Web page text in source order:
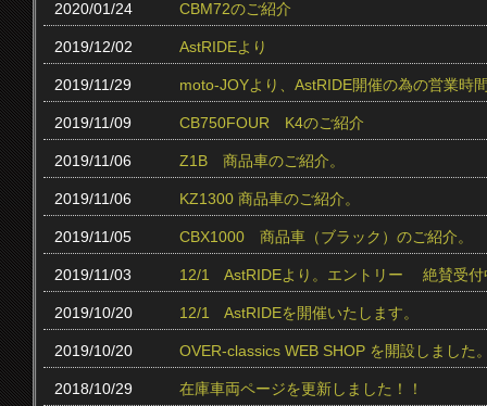
2020/01/24 CBM72のご紹介
2019/12/02 AstRIDEより
2019/11/29 moto-JOYより、AstRIDE開催の為の営業時
2019/11/09 CB750FOUR K4のご紹介
2019/11/06 Z1B 商品車のご紹介。
2019/11/06 KZ1300 商品車のご紹介。
2019/11/05 CBX1000 商品車（ブラック）のご紹介。
2019/11/03 12/1 AstRIDEより。エントリー 絶賛受付
2019/10/20 12/1 AstRIDEを開催いたします。
2019/10/20 OVER-classics WEB SHOP を開設しました
2018/10/29 在庫車両ページを更新しました！！